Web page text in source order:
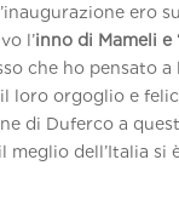
ero
l’inno di Mameli e
che ho pensato a
loro orgoglio e
di Duferco a
meglio dell’Italia si